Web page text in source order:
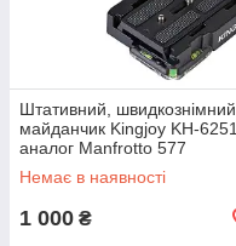
Штативний, швидкознімний
майданчик Kingjoy KH-6251,
аналог Manfrotto 577
Немає в наявності
1 000 ₴